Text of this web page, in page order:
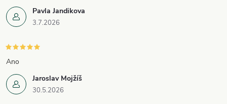
Pavla Jandikova
3.7.2026
Jaroslav Mojžíš
30.5.2026
Ano